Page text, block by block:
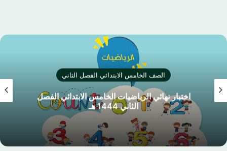
الصف الخامس الابتدائي الفصل الثاني
اختبار نهائي الرياضيات الخامس الابتدائي الفصل
الثاني 1444 هـ